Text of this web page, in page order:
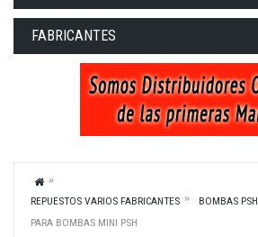
FABRICANTES
REPUESTOS VARIOS FABRICANTES BOMBAS PSH
PARA BOMBAS MINI PSH